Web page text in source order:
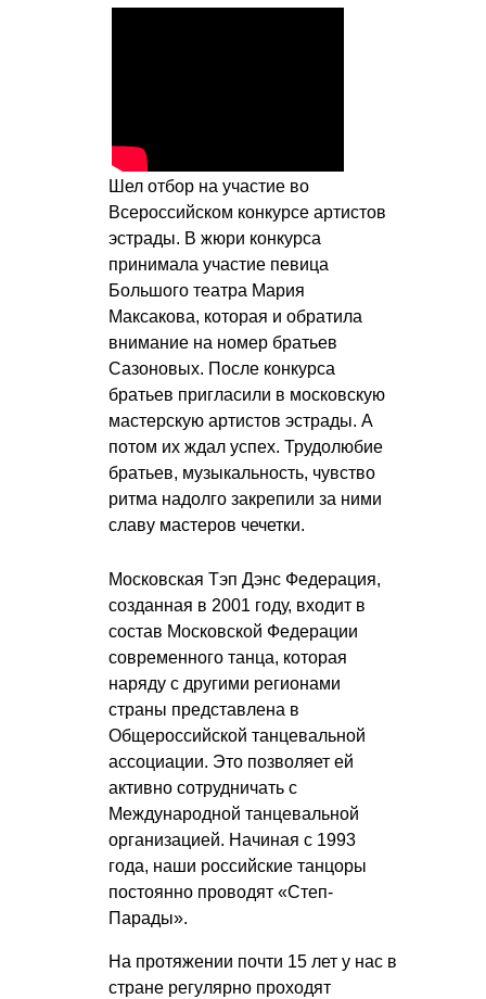
Шел отбор на участие во
Всероссийском конкурсе артистов
эстрады. В жюри конкурса
принимала участие певица
Большого театра Мария
Максакова, которая и обратила
внимание на номер братьев
Сазоновых. После конкурса
братьев пригласили в московскую
мастерскую артистов эстрады. А
потом их ждал успех. Трудолюбие
братьев, музыкальность, чувство
ритма надолго закрепили за ними
славу мастеров чечетки.
Московская Тэп Дэнс Федерация,
созданная в 2001 году, входит в
состав Московской Федерации
современного танца, которая
наряду с другими регионами
страны представлена в
Общероссийской танцевальной
ассоциации. Это позволяет ей
активно сотрудничать с
Международной танцевальной
организацией. Начиная с 1993
года, наши российские танцоры
постоянно проводят «Степ-
Парады».
На протяжении почти 15 лет у нас в
стране регулярно проходят